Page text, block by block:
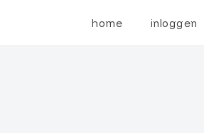
home inloggen